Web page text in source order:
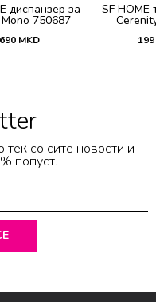
диспанзер за
750687
690 MKD
SF HOME
199
тек со сите новости и
попуст.